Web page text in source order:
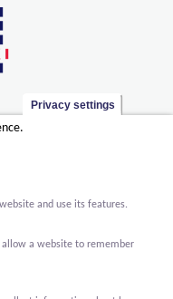
Privacy settings
and use its features.
allow a website to remember